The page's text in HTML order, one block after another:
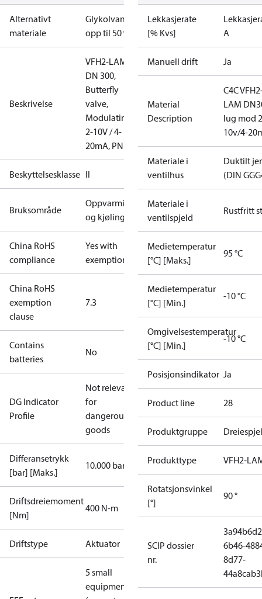
Alternativt
materiale
Glykolvann,
opp til 50 %
Beskrivelse
VFH2-LAM
DN 300,
Butterfly
valve,
Modulating
2-10V / 4-
20mA, PN16
Beskyttelsesklasse II
Bruksområde
Oppvarming
og kjøling
China RoHS
compliance
Yes with
exemptions
China RoHS
exemption
clause
7.3
Contains
batteries
No
DG Indicator
Profile
Not relevant
for
dangerous
goods
Differansetrykk
[bar] [Maks.]
10.000 bar
Driftsdreiemoment
[Nm]
400 N-m
Driftstype Aktuator
5 small
equipment
Lekkasjerate
[% Kvs]
A
Manuell drift Ja
Material
Description
C4C
LAM
lug mod
10v/4-
Materiale i
ventilhus
Duktilt
(DIN
Materiale i
ventilspjeld
Rustfritt
Medietemperatur
[°C] [Maks.]
95 °C
Medietemperatur
[°C] [Min.]
-10 °C
Omgivelsestemperatur
[°C] [Min.]
-10 °C
Posisjonsindikator Ja
Product line 28
Produktgruppe
Produkttype VFH2-
Rotatsjonsvinkel
[°]
90 °
SCIP dossier
nr.
6b46-
8d77-